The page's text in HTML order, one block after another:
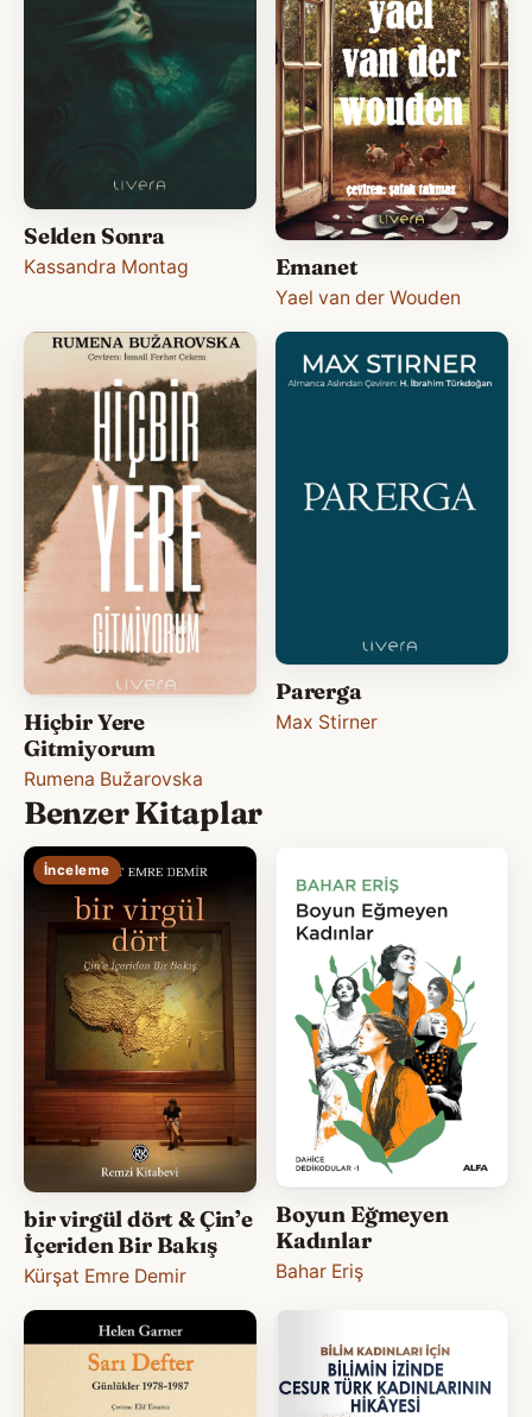
Selden Sonra
Kassandra Montag Emanet
Yael van der Wouden
Hiçbir Yere
Gitmiyorum
Rumena Bužarovska
Parerga
Max Stirner
Benzer Kitaplar
İnceleme
bir virgül dört & Çin’e
İçeriden Bir Bakış
Kürşat Emre Demir
Boyun Eğmeyen
Kadınlar
Bahar Eriş